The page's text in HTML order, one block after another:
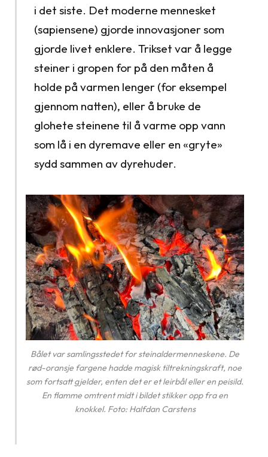
i det siste. Det moderne mennesket
(sapiensene) gjorde innovasjoner som
gjorde livet enklere. Trikset var å legge
steiner i gropen for på den måten å
holde på varmen lenger (for eksempel
gjennom natten), eller å bruke de
glohete steinene til å varme opp vann
som lå i en dyremave eller en «gryte»
sydd sammen av dyrehuder.
Bålet var samlingsstedet for steinaldermenneskene. De
rød-oransje fargene hadde magisk tiltrekningskraft, noe
som fortsatt gjelder, enten det er et leirbål eller en peisild.
En flamme omtrent midt i bildet stikker opp fra en
knokkel. Foto: Halfdan Carstens